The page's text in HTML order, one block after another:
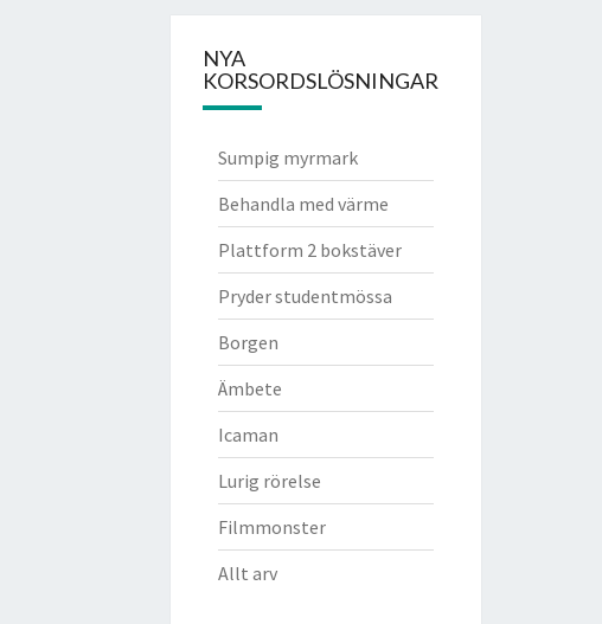
NYA
KORSORDSLÖSNINGAR
Sumpig myrmark
Behandla med värme
Plattform 2 bokstäver
Pryder studentmössa
Borgen
Ämbete
Icaman
Lurig rörelse
Filmmonster
Allt arv